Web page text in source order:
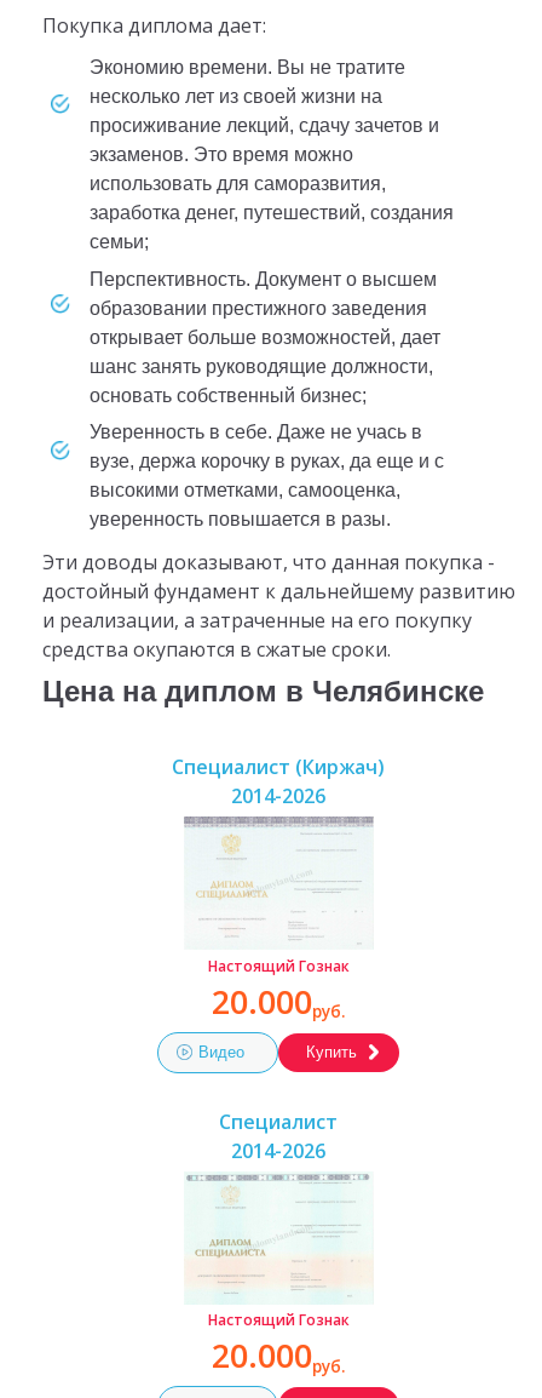
Покупка диплома дает:
экономию времени. Вы не тратите
несколько лет из своей жизни на
просиживание лекций, сдачу зачетов и
экзаменов. Это время можно
использовать для саморазвития,
заработка денег, путешествий, создания
семьи;
перспективность. Документ о высшем
образовании престижного заведения
открывает больше возможностей, дает
шанс занять руководящие должности,
основать собственный бизнес;
уверенность в себе. Даже не учась в
вузе, держа корочку в руках, да еще и с
высокими отметками, самооценка,
уверенность повышается в разы.
Эти доводы доказывают, что данная покупка -
достойный фундамент к дальнейшему развитию
и реализации, а затраченные на его покупку
средства окупаются в сжатые сроки.
Цена на диплом в Челябинске
Специалист (Киржач)
2014-2026
Настоящий Гознак
20.000руб.
Видео Купить
Специалист
2014-2026
Настоящий Гознак
20.000руб.